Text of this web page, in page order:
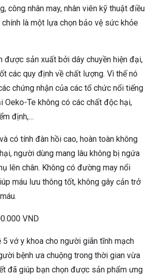
công nhân may, nhân viên kỹ thuật điều
là một lựa chọn bảo vệ sức khỏe
được sản xuất bởi dây chuyền hiện đại,
các quy định về chất lượng. Vì thế nó
chứng nhận của các tổ chức nổi tiếng
Oeko-Te không có các chất độc hại,
định,…
có tính đàn hồi cao, hoàn toàn không
người dùng mang lâu không bị ngứa
lên chân. Không có đường may nổi
máu lưu thông tốt, không gây cản trở
VND
5 vớ y khoa cho người giãn tĩnh mạch
bệnh ưa chuộng trong thời gian vừa
đã giúp bạn chọn được sản phẩm ưng